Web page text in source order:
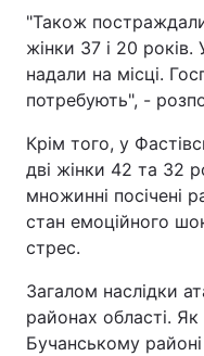
"Також
жінки 37 і 20
надали на місці.
потребують", -
Крім того, у
дві жінки 42 та 32
множинні посічені
стан емоційного
стрес.
Загалом наслідки
районах області.
Бучанському